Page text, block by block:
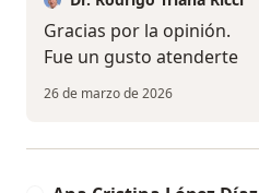
Gracias por la opinión.
Fue un gusto atenderte
26 de marzo de 2026